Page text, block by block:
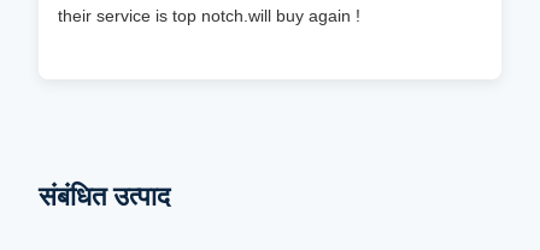
their service is top notch.will buy again !
संबंधित उत्पाद